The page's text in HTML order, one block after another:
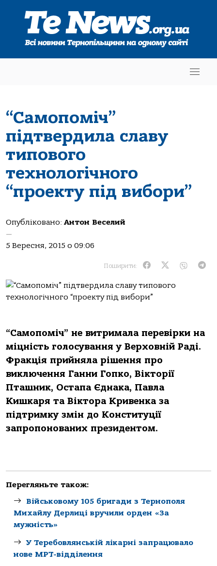
“Самопоміч”
підтвердила славу
типового
технологічного
“проекту під вибори”
Опубліковано: Антон Веселий
—
5 Вересня, 2015 о 09:06
Поширити:
“Самопоміч” не витримала перевірки на
міцність голосування у Верховній Раді.
Фракція прийняла рішення про
виключення Ганни Гопко, Вікторії
Пташник, Остапа Єднака, Павла
Кишкаря та Віктора Кривенка за
підтримку змін до Конституції
запропонованих президентом.
Перегляньте також:
Військовому 105 бригади з Тернополя
Михайлу Дерлиці вручили орден «За
мужність»
У Теребовлянській лікарні запрацювало
нове МРТ-відділення